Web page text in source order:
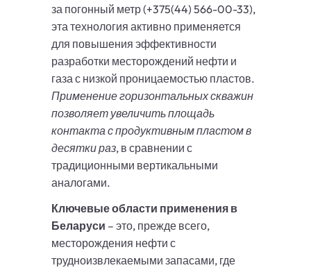
за погонный метр (+375(44) 566-00-33),
эта технология активно применяется
для повышения эффективности
разработки месторождений нефти и
газа с низкой проницаемостью пластов.
Применение горизонтальных скважин
позволяет увеличить площадь
контакта с продуктивным пластом в
десятки раз, в сравнении с
традиционными вертикальными
аналогами.
Ключевые области применения в
Беларуси – это, прежде всего,
месторождения нефти с
трудноизвлекаемыми запасами, где